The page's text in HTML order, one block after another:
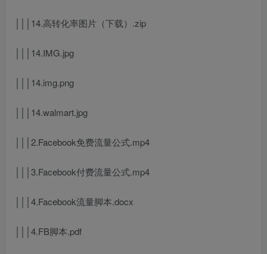
│││14.高转化率图片（下载）.zip
│││14.IMG.jpg
│││14.img.png
│││14.walmart.jpg
│││2.Facebook免费流量公式.mp4
│││3.Facebook付费流量公式.mp4
│││4.Facebook流量脚本.docx
│││4.FB脚本.pdf